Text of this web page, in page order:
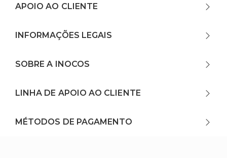
APOIO AO CLIENTE
INFORMAÇÕES LEGAIS
SOBRE A INOCOS
LINHA DE APOIO AO CLIENTE
MÉTODOS DE PAGAMENTO